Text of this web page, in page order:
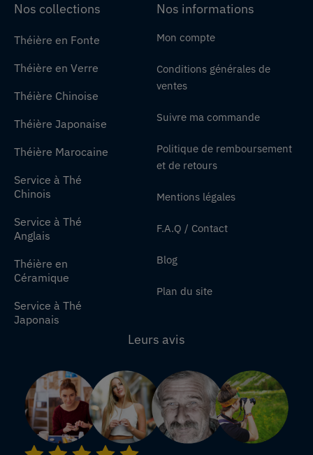
Nos collections
Théière en Fonte
Théière en Verre
Théière Chinoise
Théière Japonaise
Théière Marocaine
Service à Thé
Chinois
Service à Thé
Anglais
Théière en
Céramique
Service à Thé
Japonais
Nos informations
Mon compte
Conditions générales de
ventes
Suivre ma commande
Politique de remboursement
et de retours
Mentions légales
F.A.Q / Contact
Blog
Plan du site
Leurs avis